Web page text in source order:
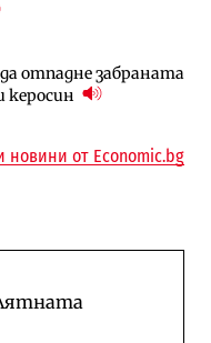
отпадне забраната
керосин
на цените
технологичните
интегратори
новини от Economic.bg